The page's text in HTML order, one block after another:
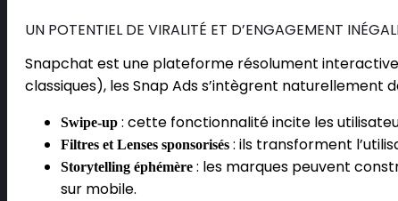
UN POTENTIEL DE VIRALITÉ ET D’ENGAGEMENT
Snapchat est une plateforme résolument
classiques), les Snap Ads s’intègrent naturellement
Swipe-up : cette fonctionnalité incite les
Filtres et Lenses sponsorisés : ils transforment
Storytelling éphémère : les marques peuvent
sur mobile.